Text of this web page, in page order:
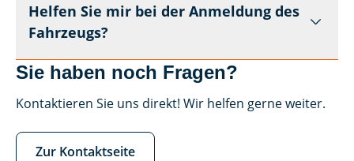
Helfen Sie mir bei der Anmeldung des
Fahrzeugs?
Sie haben noch Fragen?
Kontaktieren Sie uns direkt! Wir helfen gerne weiter.
Zur Kontaktseite